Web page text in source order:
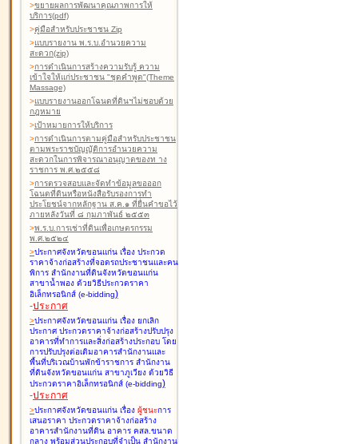
>ขยายผลการพัฒนาคุณภาพการให้
บริการ(pdf)
>คู่มือสำหรับประชาชน Zip
>แบบรายงาน พ.ร.บ.อำนวยความ
สะดวก(zip)
>การดำเนินการสร้างความรับรู้ ความ
เข้าใจให้แก่ประชาชน "ชุดคำพูด"(Theme
Massage)
>แบบรายงานออกโฉนดที่ดินฯไม่ชอบด้วย
กฎหมาย
>เป้าหมายการให้บริการ
>การดำเนินการตามคู่มือสำหรับประชาชน
ตามพระราชบัญญัติการอำนวยความ
สะดวกในการพิจารณาอนุญาตของท าง
ราชการ พ.ศ.๒๕๕๘
>การตรวจสอบและจัดทำข้อมูลขอออก
โฉนดที่ดินหรือหนังสือรับรองการทำ
ประโยชน์จากหลักฐาน ส.ค.๑ ที่ยื่นคำขอไว้
ภายหลังวันที่ ๘ กุมภาพันธ์ ๒๕๕๓
>พ.ร.บ.การเช่าที่ดินเพื่อเกษตรกรรม
พ.ศ.๒๕๒๔
>ประกาศจังหวัดขอนแก่น เรื่อง ประกวด
ราคาจ้างก่อสร้างที่จอดรถประชาชนและคน
พิการ สำนักงานที่ดินจังหวัดขอนแก่น
สาขาน้ำพอง ด้วยวิธีประกวดราคา
อิเล็กทรอนิกส์ (e-bidding)
-ประกาศ
>ประกาศจังหวัดขอนแก่น เรื่อง ยกเลิก
ประกาศ ประกวดราคาจ้างก่อสร้างปรับปรุง
อาคารที่ทำการและสิ่งก่อสร้างประกอบ โดย
การปรับปรุงต่อเติมอาคารสำนักงานและ
พื้นที่บริเวณบ้านพักข้าราชการ สำนักงาน
ที่ดินจังหวัดขอนแก่น สาขาภูเวียง ด้วยวิธี
ประกวดราคาอิเล็กทรอนิกส์ (e-bidding)
-ประกาศ
>ประกาศจังหวัดขอนแก่น เรื่อง ผู้ชนะการ
เสนอราคา ประกวดราคาจ้างก่อสร้าง
อาคารสำนักงานที่ดิน อาคาร คสล.ขนาด
กลาง พร้อมส่วนประกอบที่จำเป็น สำนักงาน